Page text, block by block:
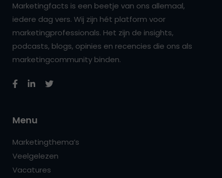
Marketingfacts is een beetje van ons allemaal,
iedere dag vers. Wij zijn hét platform voor
marketingprofessionals. Het zijn de insights,
podcasts, blogs, opinies en recencies die ons als
marketingcommunity binden.
Menu
Marketingthema’s
Veelgelezen
Vacatures